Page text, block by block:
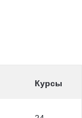
Курсы